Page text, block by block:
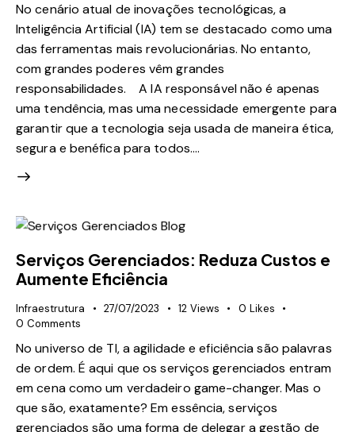
No cenário atual de inovações tecnológicas, a
Inteligência Artificial (IA) tem se destacado como uma
das ferramentas mais revolucionárias. No entanto,
com grandes poderes vêm grandes
responsabilidades. A IA responsável não é apenas
uma tendência, mas uma necessidade emergente para
garantir que a tecnologia seja usada de maneira ética,
segura e benéfica para todos.…
Serviços Gerenciados: Reduza Custos e
Aumente Eficiência
Infraestrutura 27/07/2023 12 Views 0 Likes
0 Comments
No universo de TI, a agilidade e eficiência são palavras
de ordem. É aqui que os serviços gerenciados entram
em cena como um verdadeiro game-changer. Mas o
que são, exatamente? Em essência, serviços
gerenciados são uma forma de delegar a gestão de